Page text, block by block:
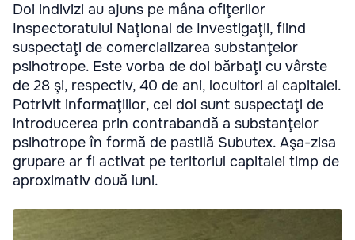
Doi indivizi au ajuns pe mâna ofiţerilor
Inspectoratului Naţional de Investigaţii, fiind
suspectaţi de comercializarea substanţelor
psihotrope. Este vorba de doi bărbaţi cu vârste
de 28 şi, respectiv, 40 de ani, locuitori ai capitalei.
Potrivit informaţiilor, cei doi sunt suspectaţi de
introducerea prin contrabandă a substanţelor
psihotrope în formă de pastilă Subutex. Aşa-zisa
grupare ar fi activat pe teritoriul capitalei timp de
aproximativ două luni.